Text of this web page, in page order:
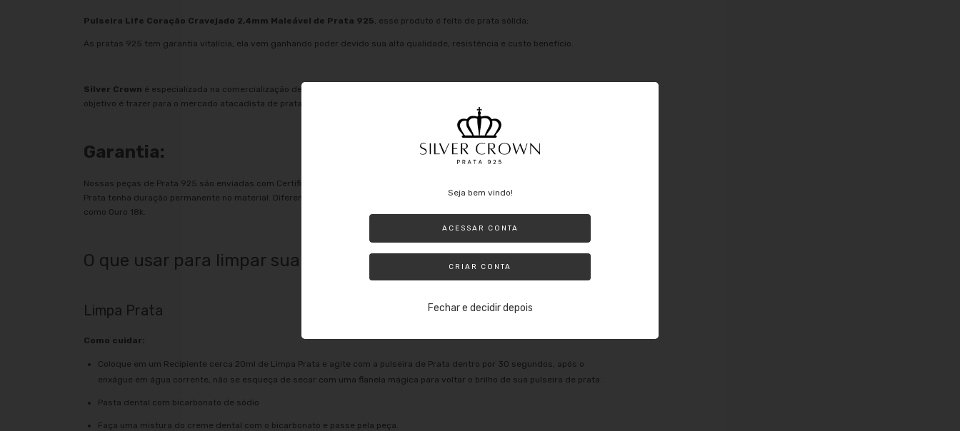
Pulseira Life Coração Cravejado 2,4mm Maleável de Prata 925, esse produto é feito de prata sólida;
As pratas 925 tem garantia vitalícia, ela vem ganhando poder devido sua alta qualidade, resistência e custo benefício.
Silver Crown é especializada na comercialização de joias em prata 925 no atacado para revendedoras e joalherias. Nosso
objetivo é trazer para o mercado atacadista de prata os modelos clássicos de jóias de qualidade.
Garantia:
Nossas peças de Prata 925 são enviadas com Certificado de Garantia de Autenticidade da Prata 925, garantimos que nossa
Prata tenha duração permanente no material. Diferentemente de Bijuterias, Joias em Prata 925 tem Duração Eterna assim
como Ouro 18k.
O que usar para limpar sua prata:
Limpa Prata
Como cuidar:
Coloque em um Recipiente cerca 20ml de Limpa Prata e agite com a pulseira de Prata dentro por 30 segundos, após o
enxágue em água corrente, não se esqueça de secar com uma flanela mágica para voltar o brilho de sua pulseira de prata.
Pasta dental com bicarbonato de sódio
Faça uma mistura do creme dental com o bicarbonato e passe pela peça.
Seja bem vindo!
ACESSAR CONTA
CRIAR CONTA
Fechar e decidir depois